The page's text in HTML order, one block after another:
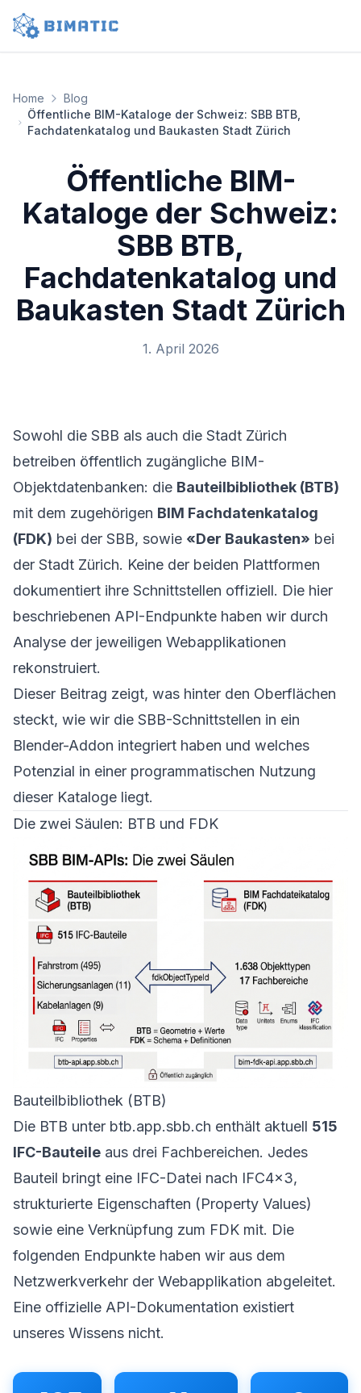
Zum Hauptinhalt springen
Home
Blog
Öffentliche BIM-Kataloge der Schweiz: SBB BTB,
Fachdatenkatalog und Baukasten Stadt Zürich
Öffentliche BIM-
Kataloge der Schweiz:
SBB BTB,
Fachdatenkatalog und
Baukasten Stadt Zürich
1. April 2026
Sowohl die SBB als auch die Stadt Zürich
betreiben öffentlich zugängliche BIM-
Objektdatenbanken: die Bauteilbibliothek (BTB)
mit dem zugehörigen BIM Fachdatenkatalog
(FDK) bei der SBB, sowie «Der Baukasten» bei
der Stadt Zürich. Keine der beiden Plattformen
dokumentiert ihre Schnittstellen offiziell. Die hier
beschriebenen API-Endpunkte haben wir durch
Analyse der jeweiligen Webapplikationen
rekonstruiert.
Dieser Beitrag zeigt, was hinter den Oberflächen
steckt, wie wir die SBB-Schnittstellen in ein
Blender-Addon integriert haben und welches
Potenzial in einer programmatischen Nutzung
dieser Kataloge liegt.
Die zwei Säulen: BTB und FDK
Bauteilbibliothek (BTB)
Die BTB unter btb.app.sbb.ch enthält aktuell 515
IFC-Bauteile aus drei Fachbereichen. Jedes
Bauteil bringt eine IFC-Datei nach IFC4x3,
strukturierte Eigenschaften (Property Values)
sowie eine Verknüpfung zum FDK mit. Die
folgenden Endpunkte haben wir aus dem
Netzwerkverkehr der Webapplikation abgeleitet.
Eine offizielle API-Dokumentation existiert
unseres Wissens nicht.